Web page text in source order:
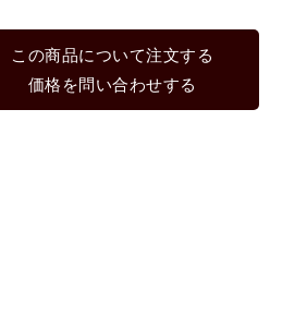
この商品について注文する
価格を問い合わせする